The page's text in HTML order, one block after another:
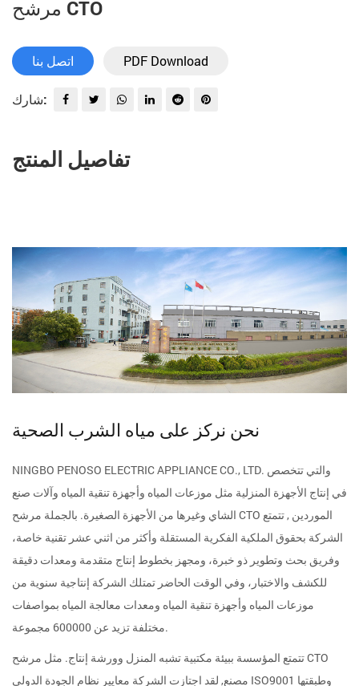
مرشح CTO
اتصل بنا PDF Download
شارك:
تفاصيل المنتج
نحن نركز على مياه الشرب الصحية
NINGBO PENOSO ELECTRIC APPLIANCE CO., LTD. والتي تتخصص
في إنتاج الأجهزة المنزلية مثل موزعات المياه وأجهزة تنقية المياه وآلات صنع
الشاي وغيرها من الأجهزة الصغيرة. بالجملة
مرشح CTO الموردين , تتمتع
الشركة بحقوق الملكية الفكرية المستقلة وأكثر من اثني عشر تقنية خاصة،
وفريق بحث وتطوير ذو خبرة، ومجهز بخطوط إنتاج متقدمة ومعدات دقيقة
للكشف والاختبار، وفي الوقت الحاضر تمتلك الشركة إنتاجية سنوية من
موزعات المياه وأجهزة تنقية المياه ومعدات معالجة المياه بمواصفات
مختلفة تزيد عن 600000 مجموعة.
تتمتع المؤسسة ببيئة مكتبية تشبه المنزل وورشة إنتاج. مثل مرشح CTO
مصنع, لقد اجتازت الشركة معايير نظام الجودة الدولي ISO9001 وطبقتها